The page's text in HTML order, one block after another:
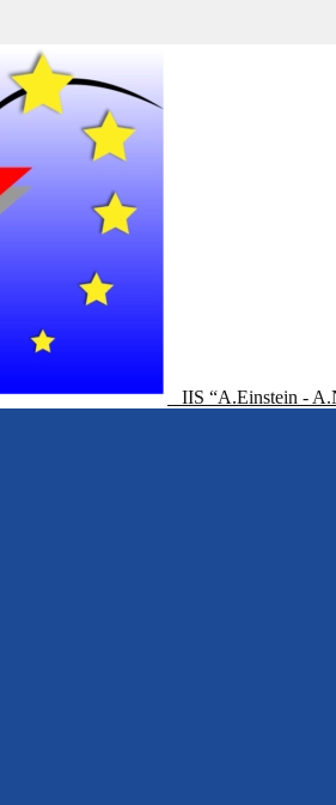
IIS “A.Einstein -